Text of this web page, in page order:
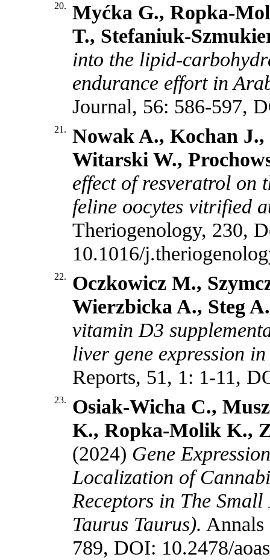
20.
Myćka G., Ropka-
T., Stefaniuk-
into the lipid-
endurance effort in
Journal, 56: 586-597,
21.
Nowak A., Kochan
Witarski W.,
effect of resveratrol on
feline oocytes vitrified
Theriogenology, 230,
10.1016/
22.
Oczkowicz M.,
Wierzbicka A., Steg
vitamin D3
liver gene expression
Reports, 51, 1: 1-11,
23.
Osiak-Wicha C.,
K., Ropka-Molik K.,
(2024) Gene
Localization of
Receptors in The
Taurus Taurus).
789, DOI: 10.2478/